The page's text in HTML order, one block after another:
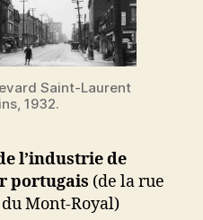
Saint-Laurent
1932.
l’industrie de
portugais (de la rue
Mont-Royal)